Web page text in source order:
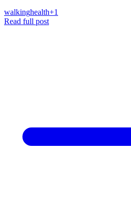
walkinghealth+1
Read full post